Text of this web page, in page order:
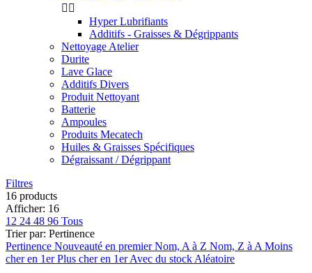
 
Hyper Lubrifiants
Additifs - Graisses & Dégrippants
Nettoyage Atelier
Durite
Lave Glace
Additifs Divers
Produit Nettoyant
Batterie
Ampoules
Produits Mecatech
Huiles & Graisses Spécifiques
Dégraissant / Dégrippant
Effacer les filtres
Prix
€
Voir les Produits16
Filtres
16 products
Afficher: 16
12 24 48 96 Tous
Trier par: Pertinence
Pertinence Nouveauté en premierNom, A à Z Nom, Z à A Moins
cher en 1erPlus cher en 1erAvec du stock Aléatoire